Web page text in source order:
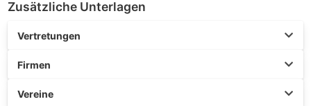
Zusätzliche Unterlagen
Vertretungen
Firmen
Vereine